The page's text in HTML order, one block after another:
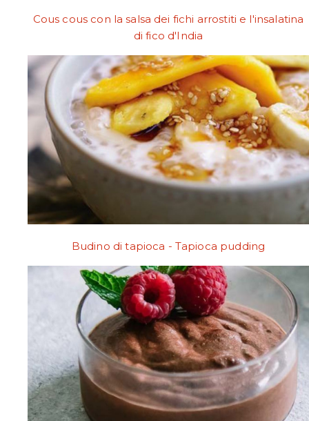
Cous cous con la salsa dei fichi arrostiti e l'insalatina
di fico d'India
Budino di tapioca - Tapioca pudding